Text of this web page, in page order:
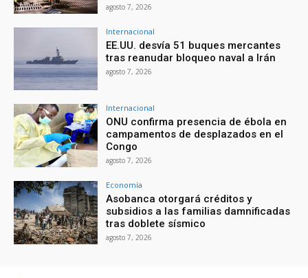
agosto 7, 2026
Internacional
EE.UU. desvía 51 buques mercantes
tras reanudar bloqueo naval a Irán
agosto 7, 2026
Internacional
ONU confirma presencia de ébola en
campamentos de desplazados en el
Congo
agosto 7, 2026
Economía
Asobanca otorgará créditos y
subsidios a las familias damnificadas
tras doblete sísmico
agosto 7, 2026